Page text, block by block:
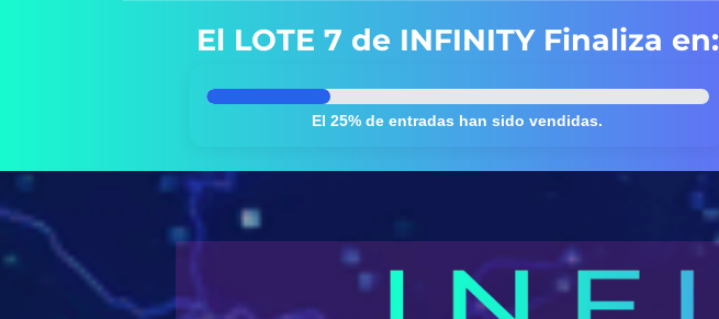
El LOTE 7 de INFINITY Finaliza en:
El 25% de entradas han sido vendidas.